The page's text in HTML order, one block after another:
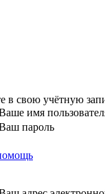
в свою учётную
имя
пароль